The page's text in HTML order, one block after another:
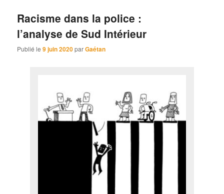
Racisme dans la police :
l’analyse de Sud Intérieur
Publié le9 juin 2020parGaétan